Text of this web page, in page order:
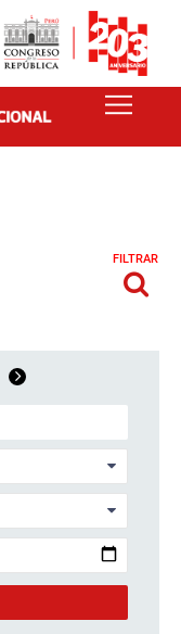
FILTRAR